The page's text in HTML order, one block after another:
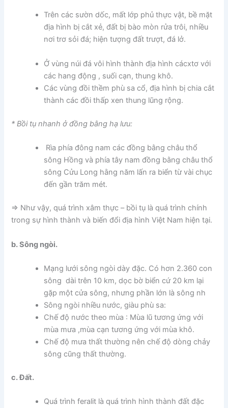
Trên các sườn dốc, mất lớp phủ thực vật, bề mặt
địa hình bị cắt xẻ, đất bị bào mòn rửa trôi, nhiều
nơi trơ sỏi đá; hiện tượng đất trượt, đá lở.
Ở vùng núi đá vôi hình thành địa hình cácxtơ với
các hang động , suối cạn, thung khô.
Các vùng đồi thềm phù sa cổ, địa hình bị chia cắt
thành các đồi thấp xen thung lũng rộng.
* Bồi tụ nhanh ở đồng bằng hạ lưu:
Rìa phía đông nam các đồng bằng châu thổ
sông Hồng và phía tây nam đồng bằng châu thổ
sông Cửu Long hằng năm lấn ra biển từ vài chục
đến gần trăm mét.
=> Như vậy, quá trình xâm thực – bồi tụ là quá trình chính
trong sự hình thành và biến đổi địa hình Việt Nam hiện tại.
b. Sông ngòi.
Mạng lưới sông ngòi dày đặc. Có hơn 2.360 con
sông dài trên 10 km, dọc bờ biển cứ 20 km lại
gặp một cửa sông, nhưng phần lớn là sông nh
Sông ngòi nhiều nước, giàu phù sa:
Chế độ nước theo mùa : Mùa lũ tương ứng với
mùa mưa ,mùa cạn tương ứng với mùa khô.
Chế độ mưa thất thường nên chế độ dòng chảy
sông cũng thất thường.
c. Đất.
Quá trình feralit là quá trình hình thành đất đặc